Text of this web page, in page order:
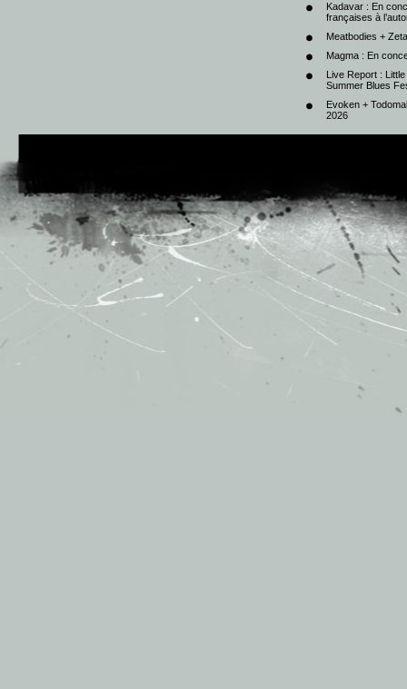
Kadavar : En
françaises à
Meatbodies +
Magma : En
Live Report :
Summer Blues
Evoken +
2026